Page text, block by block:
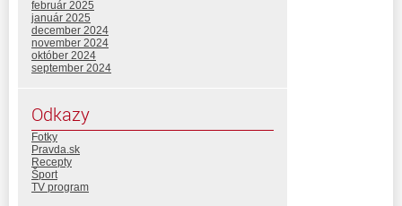
február 2025
január 2025
december 2024
november 2024
október 2024
september 2024
Odkazy
Fotky
Pravda.sk
Recepty
Šport
TV program